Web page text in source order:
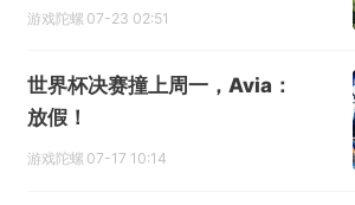
游戏陀螺 07-23 02:51
世界杯决赛撞上周一，Avia：
放假！
游戏陀螺 07-17 10:14